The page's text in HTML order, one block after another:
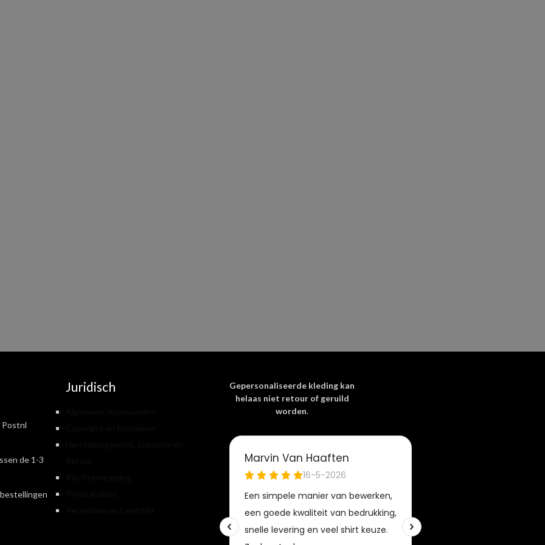
5 sterren
Postnl
de 1-3
Juridisch
Gepersonaliseerde kleding kan
helaas niet retour of geruild
worden.